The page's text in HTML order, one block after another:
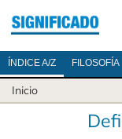
ÍNDICE A/Z FILOSOFÍA
Inicio